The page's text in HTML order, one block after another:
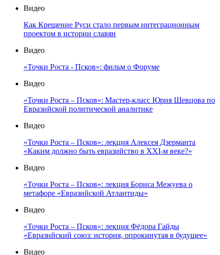
Видео
Как Крещение Руси стало первым интеграционным
проектом в истории славян
Видео
«Точки Роста - Псков»: фильм о Форуме
Видео
«Точки Роста – Псков»: Мастер-класс Юрия Шевцова по
Евразийской политической аналитике
Видео
«Точки Роста – Псков»: лекция Алексея Дзерманта
«Каким должно быть евразийство в XXI-м веке?»
Видео
«Точки Роста – Псков»: лекция Бориса Межуева о
метафоре «Евразийской Атлантиды»
Видео
«Точки Роста – Псков»: лекция Фёдора Гайды
«Евразийский союз: история, опрокинутая в будущее»
Видео